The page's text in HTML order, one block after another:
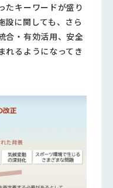
たキーワードが盛り
設に関しても、さら
合・有効活用、安全
れるようになってき